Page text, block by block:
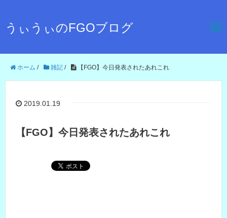
うぃうぃのFGOブログ
ホーム / 雑記 / 【FGO】今日発表されたあれこれ
2019.01.19
【FGO】今日発表されたあれこれ